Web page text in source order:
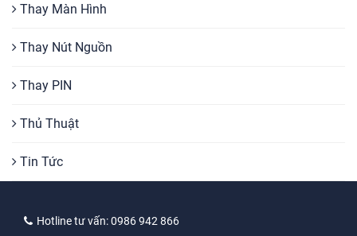
Sửa chữa Huawei
Cam kết dịch vụ sửa chữa điện thoại Bảo
hãng
Giải pháp sửa chữa trung thực
Thay Màn Hình
Thay Nút Nguồn
Thay PIN
Thủ Thuật
Tin Tức
Hotline tư vấn:0986 942 866